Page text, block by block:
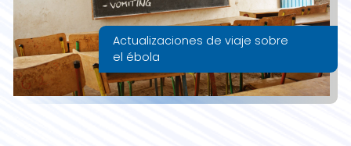
Actualizaciones de viaje sobre
el ébola